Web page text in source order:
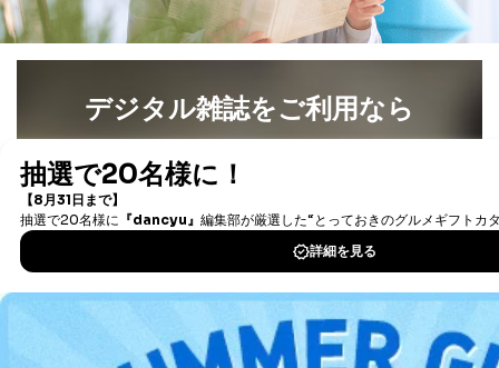
店など商品の供給者、梱包会社、配送会社、新聞
販売店などの梱包・配送・配達会社
当社は、本人から、開示対象個人情報について利用目的
す。ただし、以下①～④のいずれかに該当する場合は、
利用目的の通知を行なうことはできません。そのとき
は、本人に遅滞無くその旨を通知するとともに、理由を
①利用目的を本人に通知し、又は公表することによって
本人又は第三者の生命、身体、財産その他の権利利益を
②利用目的を本人に通知し、又は公表することによって
当該事業者の権利又は正当な利益を害するおそれがある
デジタル雑誌をご利用なら
書籍）が無料で読み放題！
DOWNLOAD FOR IOS
DOWNLOAD FOR ANDROID